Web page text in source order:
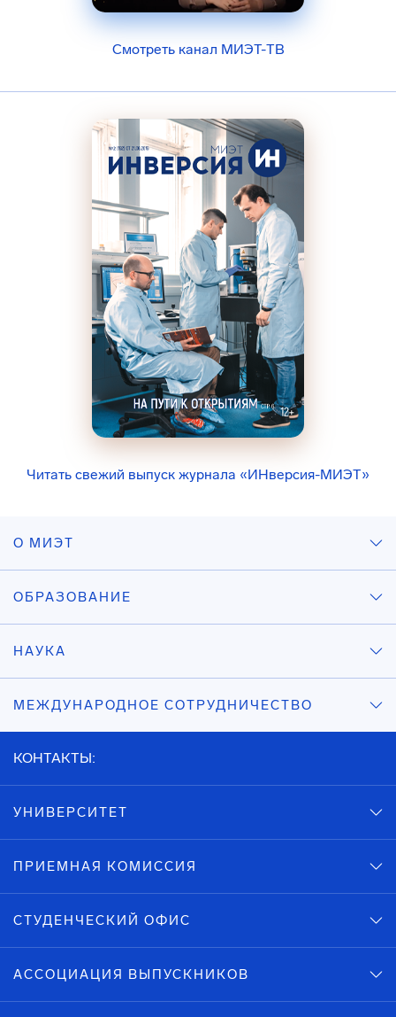
Смотреть канал МИЭТ-ТВ
Читать свежий выпуск журнала «ИНверсия-МИЭТ»
О МИЭТ
ОБРАЗОВАНИЕ
НАУКА
МЕЖДУНАРОДНОЕ СОТРУДНИЧЕСТВО
КОНТАКТЫ:
УНИВЕРСИТЕТ
ПРИЕМНАЯ КОМИССИЯ
СТУДЕНЧЕСКИЙ ОФИС
АССОЦИАЦИЯ ВЫПУСКНИКОВ